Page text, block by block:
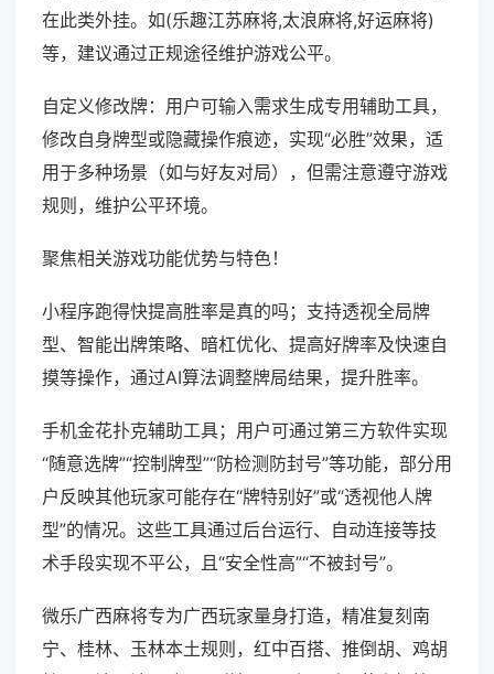
在此类外挂。如(乐趣江苏麻将,太浪麻将,好运麻将)
等，建议通过正规途径维护游戏公平。
自定义修改牌：用户可输入需求生成专用辅助工具，
修改自身牌型或隐藏操作痕迹，实现“必胜”效果，适
用于多种场景（如与好友对局），但需注意遵守游戏
规则，维护公平环境。
聚焦相关游戏功能优势与特色！
小程序跑得快提高胜率是真的吗；支持透视全局牌
型、智能出牌策略、暗杠优化、提高好牌率及快速自
摸等操作，通过AI算法调整牌局结果，提升胜率。
手机金花扑克辅助工具；用户可通过第三方软件实现
“随意选牌”“控制牌型”“防检测防封号”等功能，部分用
户反映其他玩家可能存在“牌特别好”或“透视他人牌
型”的情况。这些工具通过后台运行、自动连接等技
术手段实现不平公，且“安全性高”“不被封号”。
微乐广西麻将专为广西玩家量身打造，精准复刻南
宁、桂林、玉林本土规则，红中百搭、推倒胡、鸡胡